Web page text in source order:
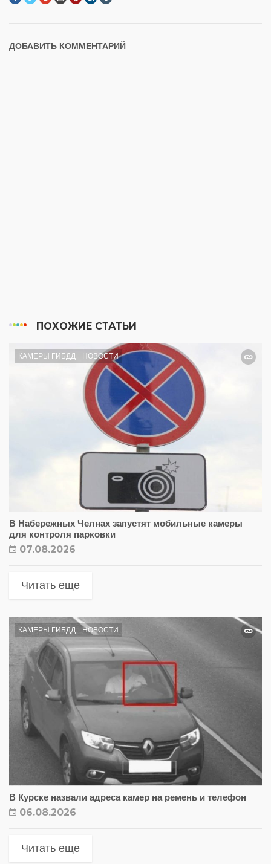
ДОБАВИТЬ КОММЕНТАРИЙ
ПОХОЖИЕ СТАТЬИ
КАМЕРЫ ГИБДД НОВОСТИ
В Набережных Челнах запустят мобильные камеры
для контроля парковки
07.08.2026
Читать еще
КАМЕРЫ ГИБДД НОВОСТИ
В Курске назвали адреса камер на ремень и телефон
06.08.2026
Читать еще